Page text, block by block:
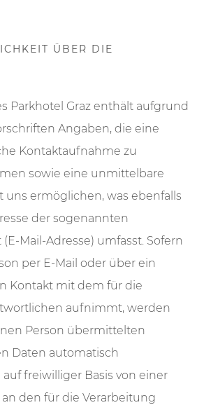
ÜBER DIE
Parkhotel Graz enthält aufgrund
Angaben, die eine
Kontaktaufnahme zu
sowie eine unmittelbare
ermöglichen, was ebenfalls
der sogenannten
Mail-Adresse) umfasst. Sofern
per E-Mail oder über ein
Kontakt mit dem für die
aufnimmt, werden
Person übermittelten
Daten automatisch
freiwilliger Basis von einer
den für die Verarbeitung